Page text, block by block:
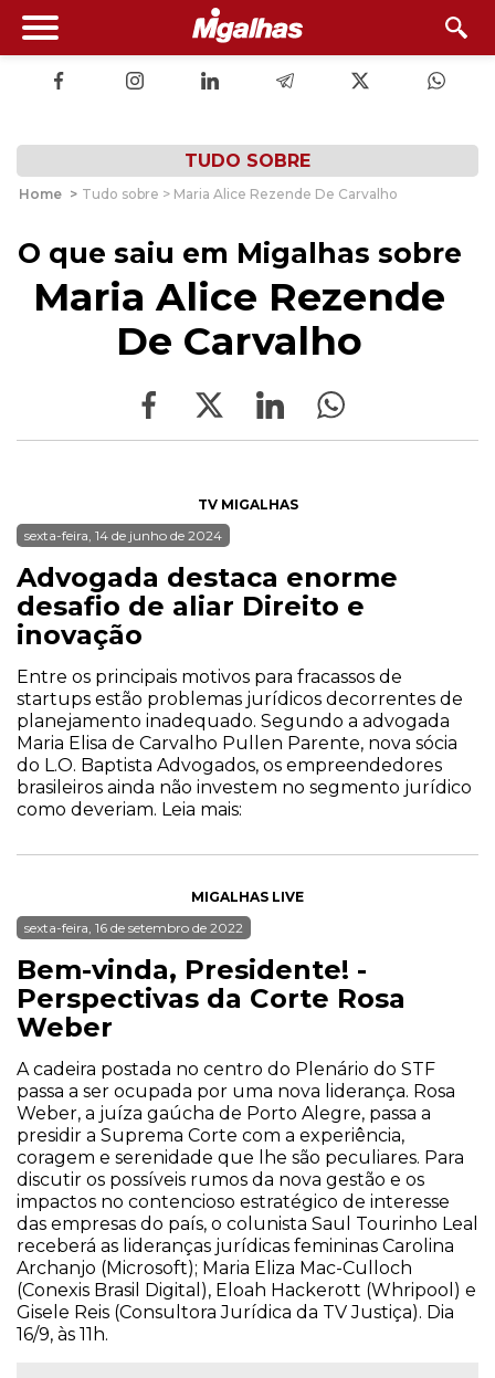
TUDO SOBRE
Home > Tudo sobre > Maria Alice Rezende De Carvalho
O que saiu em Migalhas sobre
Maria Alice Rezende
De Carvalho
TV MIGALHAS
sexta-feira, 14 de junho de 2024
Advogada destaca enorme
desafio de aliar Direito e
inovação
Entre os principais motivos para fracassos de
startups estão problemas jurídicos decorrentes de
planejamento inadequado. Segundo a advogada
Maria Elisa de Carvalho Pullen Parente, nova sócia
do L.O. Baptista Advogados, os empreendedores
brasileiros ainda não investem no segmento jurídico
como deveriam. Leia mais:
MIGALHAS LIVE
sexta-feira, 16 de setembro de 2022
Bem-vinda, Presidente! -
Perspectivas da Corte Rosa
Weber
A cadeira postada no centro do Plenário do STF
passa a ser ocupada por uma nova liderança. Rosa
Weber, a juíza gaúcha de Porto Alegre, passa a
presidir a Suprema Corte com a experiência,
coragem e serenidade que lhe são peculiares. Para
discutir os possíveis rumos da nova gestão e os
impactos no contencioso estratégico de interesse
das empresas do país, o colunista Saul Tourinho Leal
receberá as lideranças jurídicas femininas Carolina
Archanjo (Microsoft); Maria Eliza Mac-Culloch
(Conexis Brasil Digital), Eloah Hackerott (Whripool) e
Gisele Reis (Consultora Jurídica da TV Justiça). Dia
16/9, às 11h.